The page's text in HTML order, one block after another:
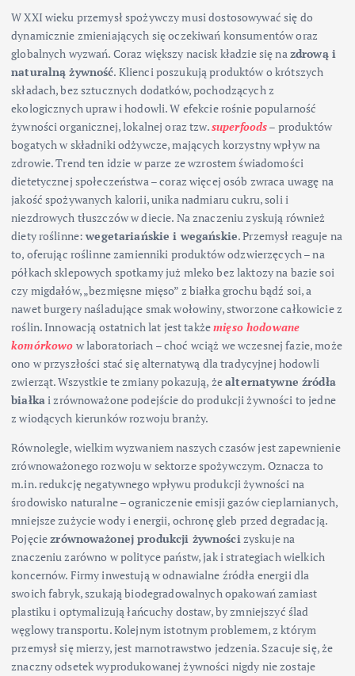
W XXI wieku przemysł spożywczy musi dostosowywać się do
dynamicznie zmieniających się oczekiwań konsumentów oraz
globalnych wyzwań. Coraz większy nacisk kładzie się nazdrową i
naturalną żywność. Klienci poszukują produktów o krótszych
składach, bez sztucznych dodatków, pochodzących z
ekologicznych upraw i hodowli. W efekcie rośnie popularność
żywności organicznej, lokalnej oraz tzw.superfoods– produktów
bogatych w składniki odżywcze, mających korzystny wpływ na
zdrowie. Trend ten idzie w parze ze wzrostem świadomości
dietetycznej społeczeństwa – coraz więcej osób zwraca uwagę na
jakość spożywanych kalorii, unika nadmiaru cukru, soli i
niezdrowych tłuszczów w diecie. Na znaczeniu zyskują również
diety roślinne:wegetariańskie i wegańskie. Przemysł reaguje na
to, oferując roślinne zamienniki produktów odzwierzęcych – na
półkach sklepowych spotkamy już mleko bez laktozy na bazie soi
czy migdałów, „bezmięsne mięso” z białka grochu bądź soi, a
nawet burgery naśladujące smak wołowiny, stworzone całkowicie z
roślin. Innowacją ostatnich lat jest takżemięso hodowane
komórkowo w laboratoriach – choć wciąż we wczesnej fazie, może
ono w przyszłości stać się alternatywą dla tradycyjnej hodowli
zwierząt. Wszystkie te zmiany pokazują, żealternatywne źródła
białkai zrównoważone podejście do produkcji żywności to jedne
z wiodących kierunków rozwoju branży.
Równolegle, wielkim wyzwaniem naszych czasów jest zapewnienie
zrównoważonego rozwoju w sektorze spożywczym. Oznacza to
m.in. redukcję negatywnego wpływu produkcji żywności na
środowisko naturalne – ograniczenie emisji gazów cieplarnianych,
mniejsze zużycie wody i energii, ochronę gleb przed degradacją.
Pojęciezrównoważonej produkcji żywnościzyskuje na
znaczeniu zarówno w polityce państw, jak i strategiach wielkich
koncernów. Firmy inwestują w odnawialne źródła energii dla
swoich fabryk, szukają biodegradowalnych opakowań zamiast
plastiku i optymalizują łańcuchy dostaw, by zmniejszyć ślad
węglowy transportu. Kolejnym istotnym problemem, z którym
przemysł się mierzy, jest marnotrawstwo jedzenia. Szacuje się, że
znaczny odsetek wyprodukowanej żywności nigdy nie zostaje